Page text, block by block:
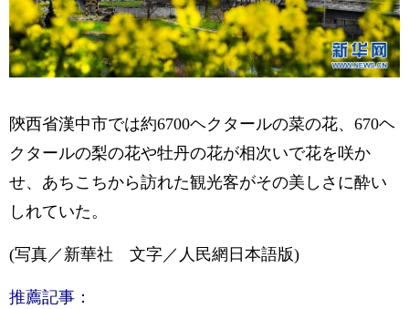
陝西省漢中市では約6700ヘクタールの菜の花、670ヘ
クタールの梨の花や牡丹の花が相次いで花を咲か
せ、あちこちから訪れた観光客がその美しさに酔い
しれていた。
(写真／新華社 文字／人民網日本語版)
推薦記事：